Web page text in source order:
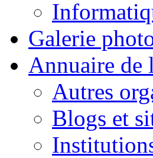
Galerie
Annuaire de
Autres
Blogs et